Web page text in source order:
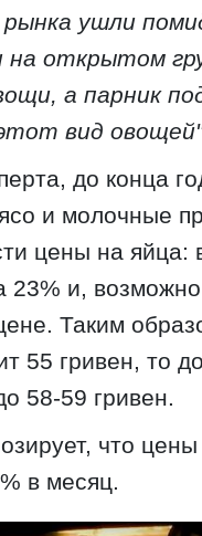
ушли
на открытом
а парник
вид овощей"
до конца
и молочные
цены на яйца:
23% и,
Таким
55 гривен, то
58-59 гривен.
что
в месяц.